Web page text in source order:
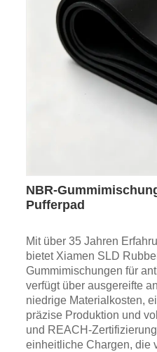
NBR-
Pufferpad
Mit über 35 Jahren
bietet Xiamen SLD
Gummimischungen für
verfügt über ausgereifte
niedrige Materialkosten,
präzise Produktion und
und REACH-
einheitliche Chargen, die